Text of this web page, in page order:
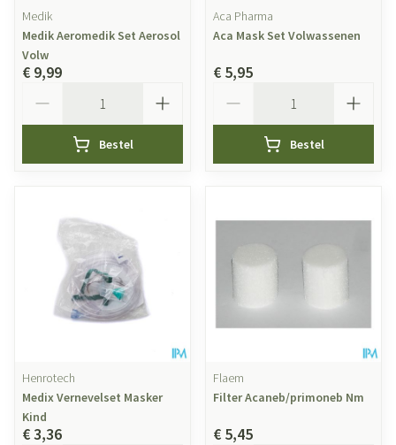
Medik
Medik Aeromedik Set Aerosol
Volw
€ 9,99
Bestel
Aca Pharma
Aca Mask Set Volwassenen
€ 5,95
Bestel
Henrotech
Medix Vernevelset Masker
Kind
€ 3,36
Flaem
Filter Acaneb/primoneb Nm
€ 5,45